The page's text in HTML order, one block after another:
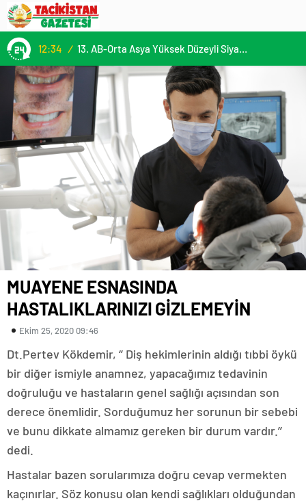
12:34 / 13. AB-Orta Asya Yüksek Düzeyli Siyasi ve Güvenlik Diyaloğuna Katılım
MUAYENE ESNASINDA
HASTALIKLARINIZI GİZLEMEYİN
Ekim 25, 2020 09:46
Dt.Pertev Kökdemir, ‘’ Diş hekimlerinin aldığı tıbbi öykü
bir diğer ismiyle anamnez, yapacağımız tedavinin
doğruluğu ve hastaların genel sağlığı açısından son
derece önemlidir. Sorduğumuz her sorunun bir sebebi
ve bunu dikkate almamız gereken bir durum vardır.’’
dedi.
Hastalar bazen sorularımıza doğru cevap vermekten
kaçınırlar. Söz konusu olan kendi sağlıkları olduğundan